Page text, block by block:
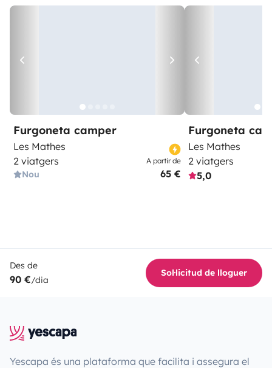
Furgoneta camper
Les Mathes
2 viatgers
Nou
A partir de
65 €
Furgoneta
Les Mathes
2 viatgers
5,0
Des de
90 €/dia
Sol·licitud de lloguer
Yescapa és una plataforma que facilita i assegura el